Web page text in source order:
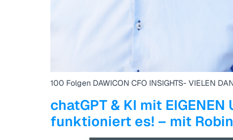
100 Folgen DAWICON CFO INSIGHTS- VIELEN
chatGPT & KI mit
funktioniert es! – mit